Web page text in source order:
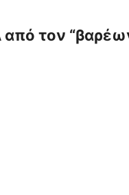
από τον